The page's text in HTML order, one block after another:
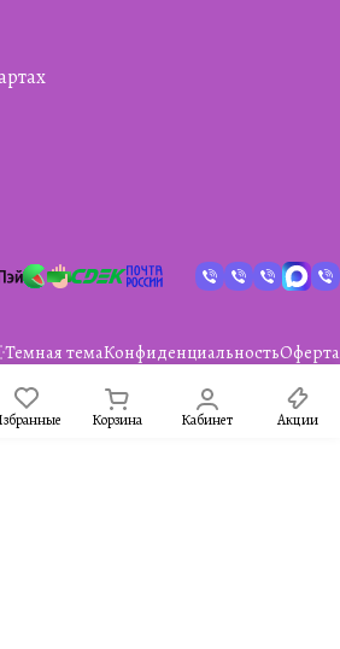
Темная темаКонфиденциальностьОферта
Корзина Кабинет Акции